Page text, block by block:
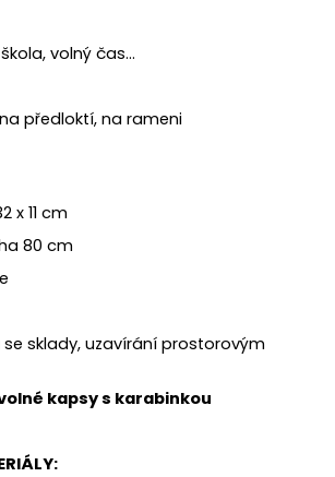
volný čas...
předloktí, na rameni
x 11 cm
80 cm
se sklady, uzavírání prostorovým
kapsy s karabinkou